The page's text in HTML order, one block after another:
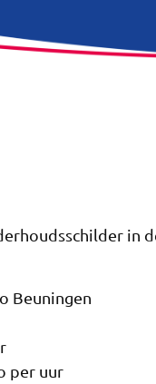
in
Beuningen
per uur